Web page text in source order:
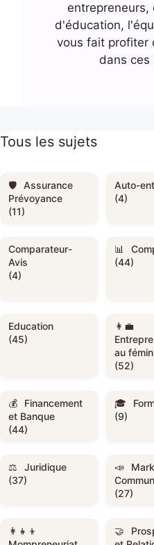
entrepreneurs,
d'éducation,
vous fait profiter
dans ces
Tous les sujets
Assurance
Prévoyance
(11)
Auto-
(4)
Comparateur-
Avis
(4)
(44)
Education
(45)
au
(52)
Financement
et Banque
(44)
(9)
Juridique
(37)
(27)